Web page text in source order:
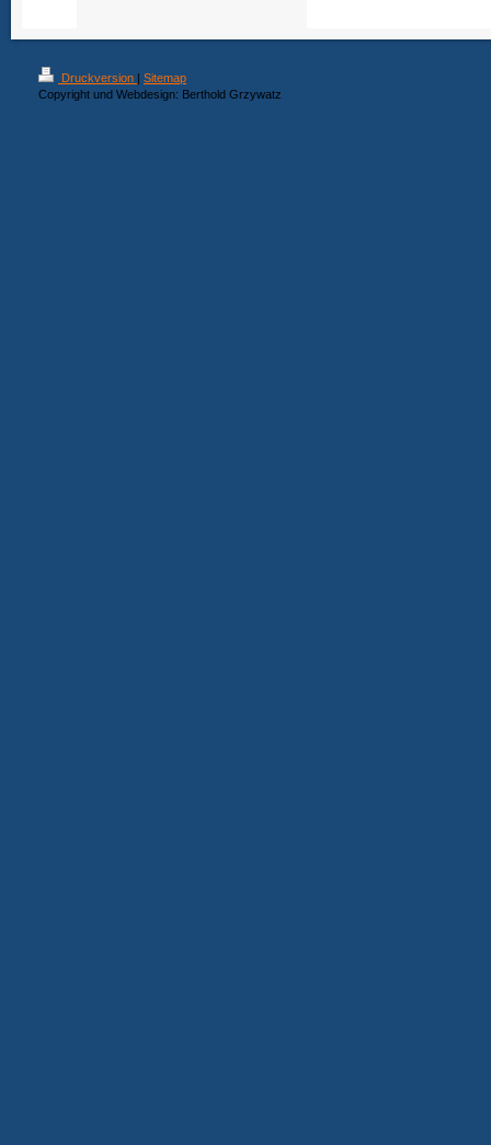
Druckversion | Sitemap
Copyright und Webdesign: Berthold Grzywatz